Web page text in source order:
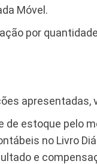
Móvel.
por
apresentadas,
de estoque pelo
no Livro
e